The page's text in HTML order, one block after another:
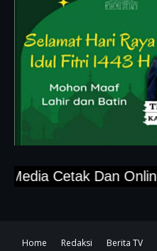
Cetak Dan Online/
Home Redaksi Berita TV